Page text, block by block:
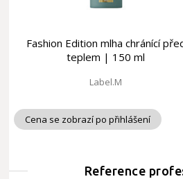
Fashion Edition mlha chránící
teplem | 150 ml
Label.M
Cena se zobrazí po přihlášení
Reference